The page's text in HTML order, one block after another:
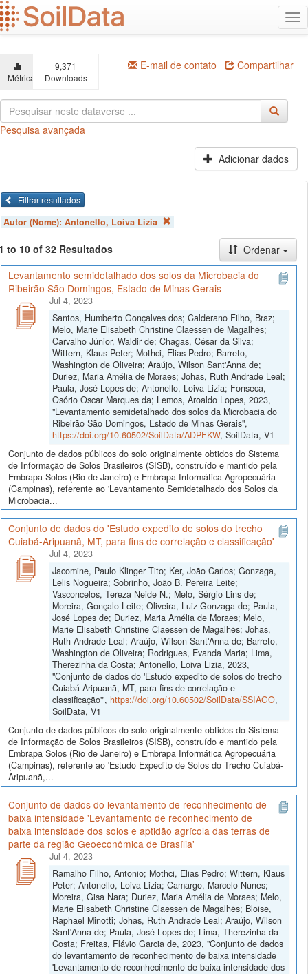
Ir
para
o
principal
Métricas
9,371
Downloads
E-mail de contato Compartilhar
Pesquisa avançada
Adicionar dados
Filtrar resultados
Autor (Nome): Antonello, Loiva Lizia
to 10 of 32 Resultados
Ordenar
Levantamento semidetalhado dos solos da Microbacia do
Ribeirão São Domingos, Estado de Minas Gerais
Jul 4, 2023
Santos, Humberto Gonçalves dos; Calderano Filho, Braz;
Melo, Marie Elisabeth Christine Claessen de Magalhẽs;
Carvalho Júnior, Waldir de; Chagas, César da Silva;
Wittern, Klaus Peter; Mothci, Elias Pedro; Barreto,
Washington de Oliveira; Araújo, Wilson Sant'Anna de;
Duriez, Maria Amélia de Moraes; Johas, Ruth Andrade Leal;
Paula, José Lopes de; Antonello, Loiva Lizia; Fonseca,
Osório Oscar Marques da; Lemos, Aroaldo Lopes, 2023,
"Levantamento semidetalhado dos solos da Microbacia do
Ribeirão São Domingos, Estado de Minas Gerais",
https://doi.org/10.60502/SoilData/ADPFKW, SoilData, V1
Conjunto de dados públicos do solo originalmente obtidos do Sistema
de Informação de Solos Brasileiros (SISB), construído e mantido pela
Embrapa Solos (Rio de Janeiro) e Embrapa Informática Agropecuária
(Campinas), referente ao 'Levantamento Semidetalhado dos Solos da
Microbacia...
Conjunto de dados do 'Estudo expedito de solos do trecho
Cuiabá-Aripuanã, MT, para fins de correlação e classificação'
Jul 4, 2023
Jacomine, Paulo Klinger Tito; Ker, João Carlos; Gonzaga,
Lelis Nogueira; Sobrinho, João B. Pereira Leite;
Vasconcelos, Tereza Neide N.; Melo, Sérgio Lins de;
Moreira, Gonçalo Leite; Oliveira, Luiz Gonzaga de; Paula,
José Lopes de; Duriez, Maria Amélia de Moraes; Melo,
Marie Elisabeth Christine Claessen de Magalhẽs; Johas,
Ruth Andrade Leal; Araújo, Wilson Sant'Anna de; Barreto,
Washington de Oliveira; Rodrigues, Evanda Maria; Lima,
Therezinha da Costa; Antonello, Loiva Lizia, 2023,
"Conjunto de dados do 'Estudo expedito de solos do trecho
Cuiabá-Aripuanã, MT, para fins de correlação e
classificação'", https://doi.org/10.60502/SoilData/SSIAGO,
SoilData, V1
Conjunto de dados públicos do solo originalmente obtidos do Sistema
de Informação de Solos Brasileiros (SISB), construído e mantido pela
Embrapa Solos (Rio de Janeiro) e Embrapa Informática Agropecuária
(Campinas), referente ao 'Estudo Expedito de Solos do Trecho Cuiabá-
Aripuanã,...
Conjunto de dados do levantamento de reconhecimento de
baixa intensidade 'Levantamento de reconhecimento de
baixa intensidade dos solos e aptidão agrícola das terras de
parte da região Geoeconômica de Brasília'
Jul 4, 2023
Ramalho Filho, Antonio; Mothci, Elias Pedro; Wittern, Klaus
Peter; Antonello, Loiva Lizia; Camargo, Marcelo Nunes;
Moreira, Gisa Nara; Duriez, Maria Amélia de Moraes; Melo,
Marie Elisabeth Christine Claessen de Magalhẽs; Bloise,
Raphael Minotti; Johas, Ruth Andrade Leal; Araújo, Wilson
Sant'Anna de; Paula, José Lopes de; Lima, Therezinha da
Costa; Freitas, Flávio Garcia de, 2023, "Conjunto de dados
do levantamento de reconhecimento de baixa intensidade
'Levantamento de reconhecimento de baixa intensidade dos